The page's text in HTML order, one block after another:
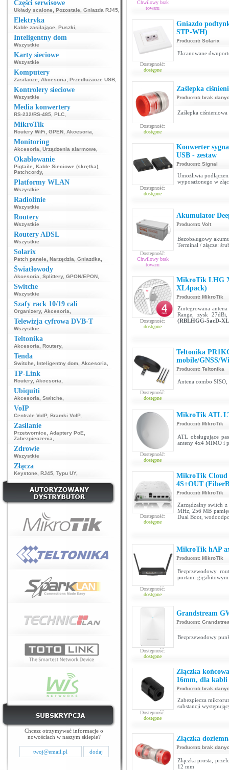
Części serwisowe
Układy scalone Pozostałe Gniazda RJ45
Elektryka
Kable zasilające Puszki
Inteligentny dom
Wszystkie
Karty sieciowe
Wszystkie
Komputery
Zasilacze Akcesoria Przedłużacze USB
Kontrolery sieciowe
Wszystkie
Media konwertery
RS-232/RS-485 PLC
MikroTik
Routery WiFi GPEN Akcesoria
Monitoring
Akcesoria Urządzenia alarmowe
Okablowanie
Pigtaile Kable Sieciowe (skrętka)
Patchcordy,
Platformy WLAN
Wszystkie
Radiolinie
Wszystkie
Routery
Wszystkie
Routery ADSL
Wszystkie
Solarix
Patch panele Narzędzia Gniazdka
Światłowody
Akcesoria Splittery, GPON/EPON
Switche
Wszystkie
Szafy rack 10/19 cali
Organizery, Akcesoria
Telewizja cyfrowa DVB-T
Wszystkie
Teltonika
Akcesoria Routery,
Tenda
Switche Inteligentny dom Akcesoria
TP-Link
Routery, Akcesoria
Ubiquiti
Akcesoria Switche
VoIP
Centrale VoIP, Bramki VoIP,
Zasilanie
Przetwornice Adaptery PoE
Zabezpieczenia
Zdrowie
Wszystkie
Złącza
Keystone RJ45 Typu UY,
Chcesz otrzymywać informacje o
nowościach w naszym sklepie?
Chwilowy brak
towaru
Dostępność:
dostępne
Gniazdo
STP-WH)
Producent: Solarix
Ekranowane
Dostępność:
dostępne
Zaślepka
Producent: brak
Zaślepka
Dostępność:
dostępne
Konwerter
USB - zestaw
Producent: Signal
Umożliwia
wyposażonego w
Dostępność:
Chwilowy brak
towaru
Akumulator
Producent: Volt
Bezobsługowy
Terminal / złącze:
Dostępność:
dostępne
MikroTik LHG
XL4pack)
Producent: MikroTik
Zintegrowana
Range, zysk
(RBLHGG-5acD-
Dostępność:
dostępne
Teltonika
mobile/GNSS/
Producent: Teltonika
Antena combo
Dostępność:
dostępne
MikroTik ATL
Producent: MikroTik
ATL obsługujące
anteny 4x4 MIMO i
Dostępność:
dostępne
MikroTik Cloud
4S+OUT
Producent: MikroTik
Zarządzalny switch
MHz, 256 MB
Dual Boot,
Dostępność:
dostępne
MikroTik hAP
Producent: MikroTik
Bezprzewodowy
portami
Dostępność:
dostępne
Grandstream
Producent:
Bezprzewodowy
Dostępność:
dostępne
Złączka
16mm, dla kabli
Producent: brak
Zabezpiecza
substancji
Złączka
Producent: brak
Złączka prosta,
12 mm